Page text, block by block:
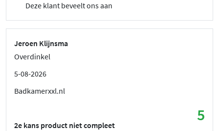
Deze klant beveelt ons aan
Jeroen Klijnsma
Overdinkel
5-08-2026
Badkamerxxl.nl
5
2e kans product niet compleet